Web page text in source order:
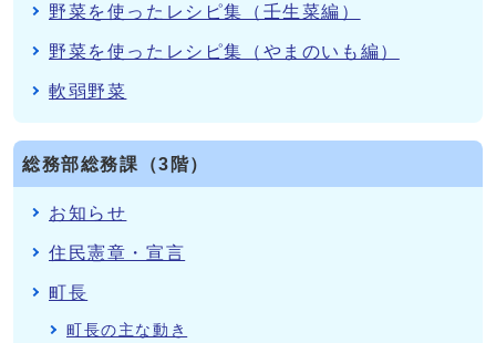
野菜を使ったレシピ集（壬生菜編）
野菜を使ったレシピ集（やまのいも編）
軟弱野菜
総務部総務課（3階）
お知らせ
住民憲章・宣言
町長
町長の主な動き